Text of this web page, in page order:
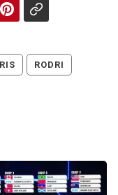
RODRI